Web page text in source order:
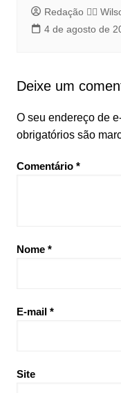
Redação 👨‍⚖️​
4 de agosto de
Deixe um
O seu endereço de
obrigatórios são
Comentário *
Nome *
E-mail *
Site